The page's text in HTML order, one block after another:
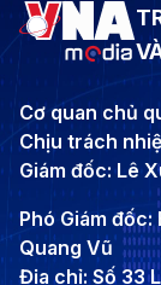
Cơ quan chủ
Chịu trách
Giám đốc: Lê
Phó Giám đốc:
Quang Vũ
Địa chỉ: Số 33